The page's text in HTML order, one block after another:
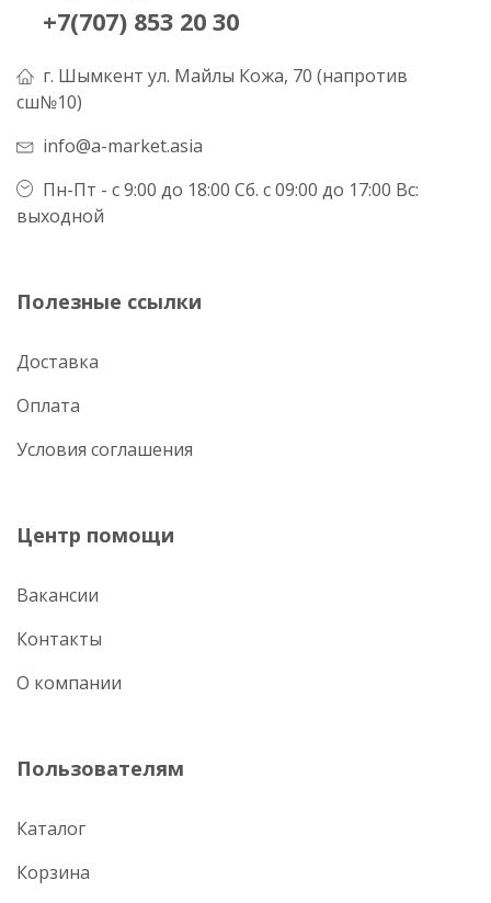
+7(707) 853 20 30
г. Шымкент ул. Майлы Кожа, 70 (напротив
сш№10)
info@a-market.asia
Пн-Пт - с 9:00 до 18:00 Сб. с 09:00 до 17:00 Вс:
выходной
Полезные ссылки
Доставка
Оплата
Условия соглашения
Центр помощи
Вакансии
Контакты
О компании
Пользователям
Каталог
Корзина